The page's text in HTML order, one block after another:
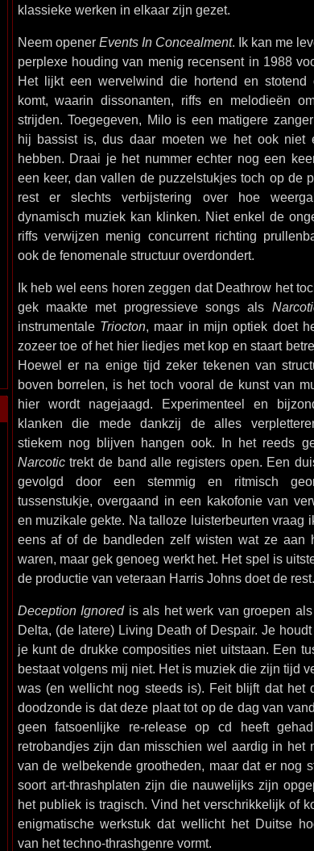
klassieke werken in elkaar zijn gezet.
Neem opener Events In Concealment. Ik kan me
perplexe houding van menig recensent in 1988
Het lijkt een wervelwind die hortend en stotend
komt, waarin dissonanten, riffs en melodieën
strijden. Toegegeven, Milo is een matigere
hij bassist is, dus daar moeten we het ook niet
hebben. Draai je het nummer echter nog een
een keer, dan vallen de puzzelstukjes toch op de
rest er slechts verbijstering over hoe
dynamisch muziek kan klinken. Niet enkel de
riffs verwijzen menig concurrent richting
ook de fenomenale structuur overdondert.
Ik heb wel eens horen zeggen dat Deathrow het
gek maakte met progressieve songs als
instrumentale Triocton, maar in mijn optiek doet
zozeer toe of het hier liedjes met kop en staart
Hoewel er na enige tijd zeker tekenen van
boven borrelen, is het toch vooral de kunst van
hier wordt nagejaagd. Experimenteel en
klanken die mede dankzij de alles
stiekem nog blijven hangen ook. In het reeds
Narcotictrekt de band alle registers open. Een
gevolgd door een stemmig en ritmisch
tussenstukje, overgaand in een kakofonie van
en muzikale gekte. Na talloze luisterbeurten vraag
eens af of de bandleden zelf wisten wat ze aan
waren, maar gek genoeg werkt het. Het spel is
de productie van veteraan Harris Johns doet de rest.
Deception Ignoredis als het werk van groepen als
Delta, (de latere) Living Death of Despair. Je
je kunt de drukke composities niet uitstaan. Een
bestaat volgens mij niet. Het is muziek die zijn tijd
was (en wellicht nog steeds is). Feit blijft dat het
doodzonde is dat deze plaat tot op de dag van
geen fatsoenlijke re-release op cd heeft
retrobandjes zijn dan misschien wel aardig in het
van de welbekende grootheden, maar dat er nog
soort art-thrashplaten zijn die nauwelijks zijn
het publiek is tragisch. Vind het verschrikkelijk of
enigmatische werkstuk dat wellicht het Duitse
van het techno-thrashgenre vormt.